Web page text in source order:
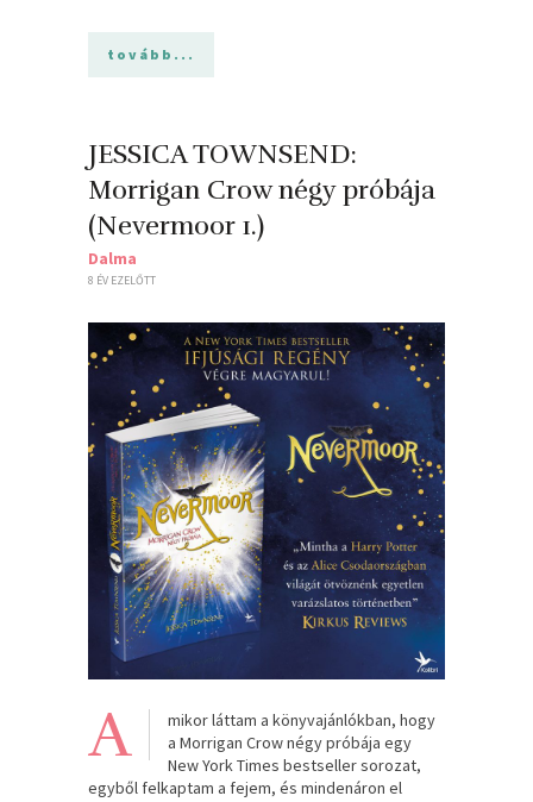
tovább...
JESSICA TOWNSEND:
Morrigan ​Crow négy próbája
(Nevermoor 1.)
Dalma
8 ÉV EZELŐTT
A
mikor láttam a könyvajánlókban, hogy
a Morrigan Crow négy próbája egy
New York Times bestseller sorozat,
egyből felkaptam a fejem, és mindenáron el